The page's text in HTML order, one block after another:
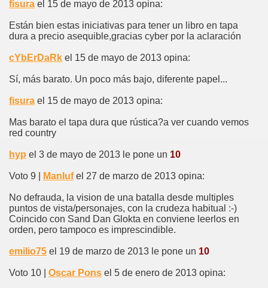
fisura el 15 de mayo de 2013 opina:
Están bien estas iniciativas para tener un libro en tapa
dura a precio asequible,gracias cyber por la aclaración
cYbErDaRk el 15 de mayo de 2013 opina:
Sí, más barato. Un poco más bajo, diferente papel...
fisura el 15 de mayo de 2013 opina:
Mas barato el tapa dura que rústica?a ver cuando vemos
red country
hyp el 3 de mayo de 2013 le pone un 10
Voto 9 | Manlufel 27 de marzo de 2013 opina:
No defrauda, la vision de una batalla desde multiples
puntos de vista/personajes, con la crudeza habitual :-)
Coincido con Sand Dan Glokta en conviene leerlos en
orden, pero tampoco es imprescindible.
emilio75 el 19 de marzo de 2013 le pone un 10
Voto 10 | Oscar Pons el 5 de enero de 2013 opina: